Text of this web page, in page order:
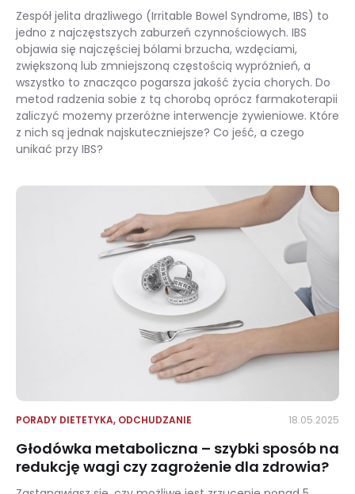
Zespół jelita drażliwego (Irritable Bowel Syndrome, IBS) to
jedno z najczęstszych zaburzeń czynnościowych. IBS
objawia się najczęściej bólami brzucha, wzdęciami,
zwiększoną lub zmniejszoną częstością wypróżnień, a
wszystko to znacząco pogarsza jakość życia chorych. Do
metod radzenia sobie z tą chorobą oprócz farmakoterapii
zaliczyć możemy przeróżne interwencje żywieniowe. Które
z nich są jednak najskuteczniejsze? Co jeść, a czego
unikać przy IBS?
PORADY DIETETYKA, ODCHUDZANIE 18.05.2025
Głodówka metaboliczna – szybki sposób na
redukcję wagi czy zagrożenie dla zdrowia?